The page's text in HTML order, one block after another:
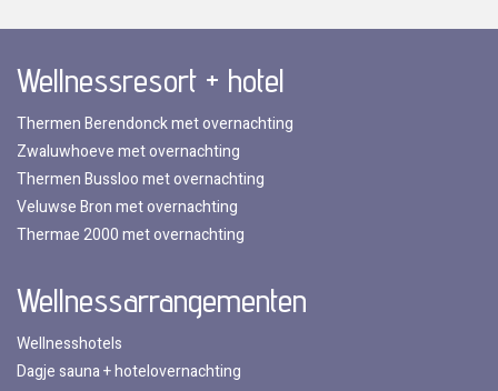
Wellnessresort + hotel
Thermen Berendonck met overnachting
Zwaluwhoeve met overnachting
Thermen Bussloo met overnachting
Veluwse Bron met overnachting
Thermae 2000 met overnachting
Wellnessarrangementen
Wellnesshotels
Dagje sauna + hotelovernachting